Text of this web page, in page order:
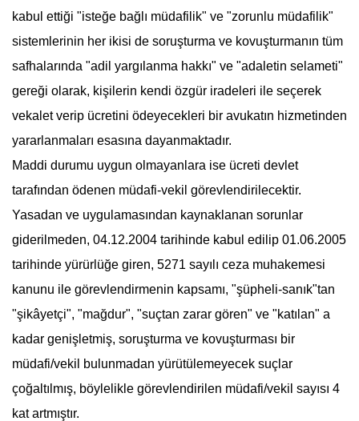
kabul ettiği "isteğe bağlı müdafilik" ve "zorunlu müdafilik"
sistemlerinin her ikisi de soruşturma ve kovuşturmanın tüm
safhalarında "adil yargılanma hakkı" ve "adaletin selameti"
gereği olarak, kişilerin kendi özgür iradeleri ile seçerek
vekalet verip ücretini ödeyecekleri bir avukatın hizmetinden
yararlanmaları esasına dayanmaktadır.
Maddi durumu uygun olmayanlara ise ücreti devlet
tarafından ödenen müdafi-vekil görevlendirilecektir.
Yasadan ve uygulamasından kaynaklanan sorunlar
giderilmeden, 04.12.2004 tarihinde kabul edilip 01.06.2005
tarihinde yürürlüğe giren, 5271 sayılı ceza muhakemesi
kanunu ile görevlendirmenin kapsamı, "şüpheli-sanık"tan
"şikâyetçi", "mağdur", "suçtan zarar gören" ve "katılan" a
kadar genişletmiş, soruşturma ve kovuşturması bir
müdafi/vekil bulunmadan yürütülemeyecek suçlar
çoğaltılmış, böylelikle görevlendirilen müdafi/vekil sayısı 4
kat artmıştır.